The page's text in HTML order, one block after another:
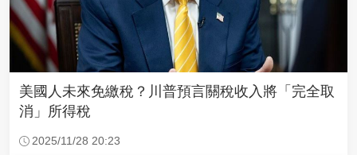
美國人未來免繳稅？川普預言關稅收入將「完全取
消」所得稅
2025/11/28 20:23